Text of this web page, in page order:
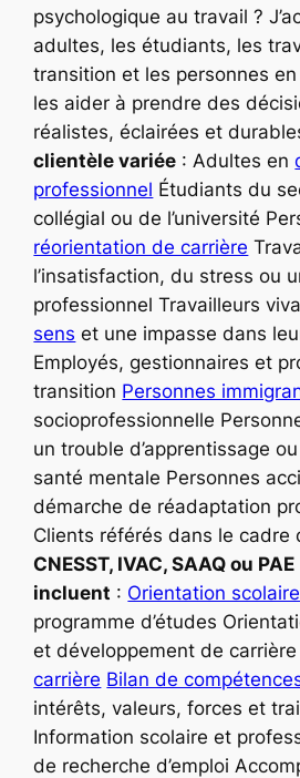
psychologique au travail ?
adultes, les étudiants, les
transition et les personnes
les aider à prendre des
réalistes, éclairées et
clientèle variée : Adultes en
professionnel Étudiants du
collégial ou de l’université
réorientation de carrière
l’insatisfaction, du stress ou
professionnel Travailleurs
sens et une impasse dans
Employés, gestionnaires et
transition Personnes
socioprofessionnelle
un trouble d’apprentissage
santé mentale Personnes
démarche de réadaptation
Clients référés dans le cadre
CNESST, IVAC, SAAQ ou PAE
incluent : Orientation scolaire
programme d’études
et développement de carrière
carrière Bilan de
intérêts, valeurs, forces et
Information scolaire et
de recherche d’emploi